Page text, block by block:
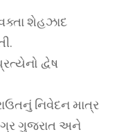
શેહઝાદ
દ્વેષ
નિવેદન માત્ર
ગુજરાત અને